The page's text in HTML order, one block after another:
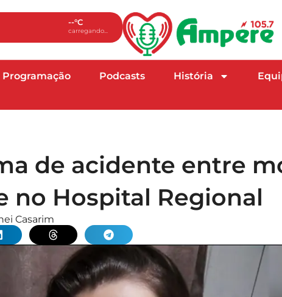
--°C
carregando...
Programação Podcasts História
de acidente entre
no Hospital Regional
Casarim